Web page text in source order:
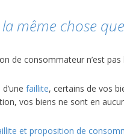
même chose
de consommateur n’est
faillite, certains de vos
vos biens ne sont en
et proposition de